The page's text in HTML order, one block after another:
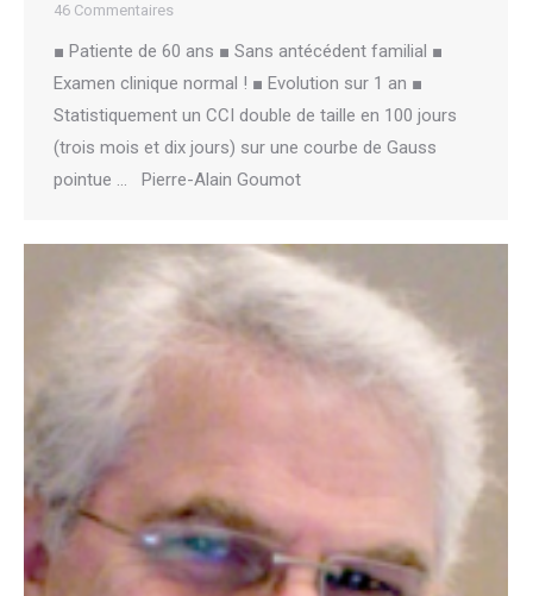
46 Commentaires
■ Patiente de 60 ans ■ Sans antécédent familial ■
Examen clinique normal ! ■ Evolution sur 1 an ■
Statistiquement un CCI double de taille en 100 jours
(trois mois et dix jours) sur une courbe de Gauss
pointue … Pierre-Alain Goumot